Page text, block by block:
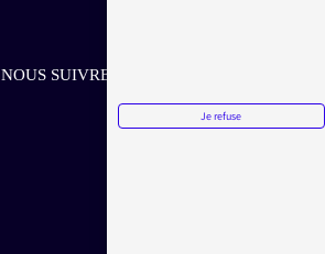
NOUS SUIVRE SUR LES RÉSEAUX
Aller sur la page Facebook de la Médiatrice
Aller sur la page Twitter de la Médiatrice
Aller sur la page Instagram de la
Je refuse